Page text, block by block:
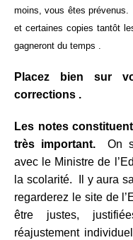
moins, vous êtes
et certaines copies tantôt
gagneront du temps .
Placez bien sur
corrections .
Les notes
très important.On
avec le Ministre de
la scolarité. Il y aura
regarderez le site de
être justes,
réajustement